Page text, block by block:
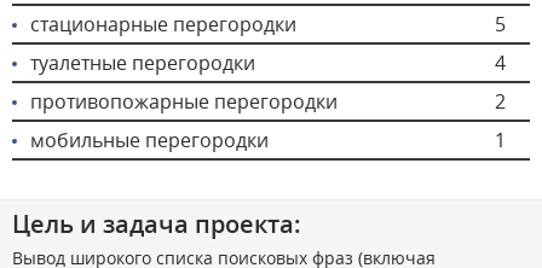
стационарные перегородки
5
туалетные перегородки
4
противопожарные перегородки
2
мобильные перегородки
1
Цель и задача проекта:
Вывод широкого списка поисковых фраз (включая